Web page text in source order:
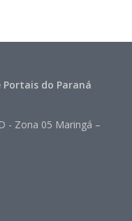
Portais do Paraná
- Zona 05 Maringá –